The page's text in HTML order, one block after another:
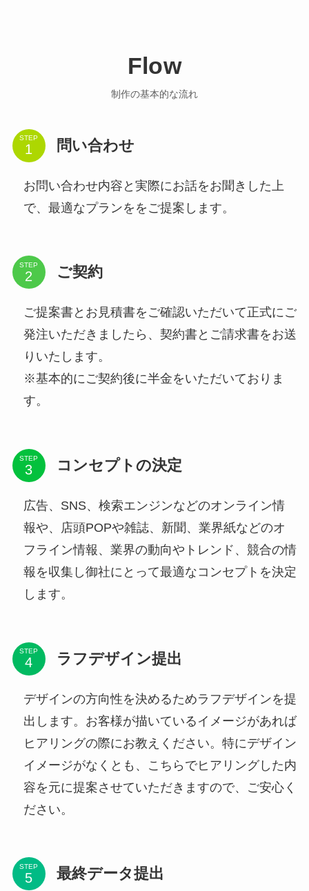
Flow
制作の基本的な流れ
STEP 問い合わせ
お問い合わせ内容と実際にお話をお聞きした上
で、最適なプランををご提案します。
STEP ご契約
ご提案書とお見積書をご確認いただいて正式にご
発注いただきましたら、契約書とご請求書をお送
りいたします。
※基本的にご契約後に半金をいただいておりま
す。
STEP コンセプトの決定
広告、SNS、検索エンジンなどのオンライン情
報や、店頭POPや雑誌、新聞、業界紙などのオ
フライン情報、業界の動向やトレンド、競合の情
報を収集し御社にとって最適なコンセプトを決定
します。
STEP ラフデザイン提出
デザインの方向性を決めるためラフデザインを提
出します。お客様が描いているイメージがあれば
ヒアリングの際にお教えください。特にデザイン
イメージがなくとも、こちらでヒアリングした内
容を元に提案させていただきますので、ご安心く
ださい。
STEP 最終データ提出